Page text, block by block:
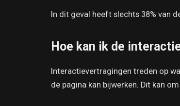
In dit geval heeft slechts 38% van
Hoe kan ik de
Interactievertragingen treden op
de pagina kan bijwerken. Dit kan